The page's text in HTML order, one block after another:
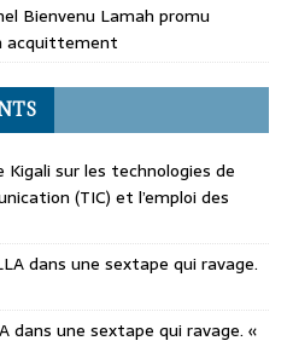
Bienvenu Lamah promu
acquittement
Kigali sur les technologies de
(TIC) et l’emploi des
dans une sextape qui ravage.
dans une sextape qui ravage. «